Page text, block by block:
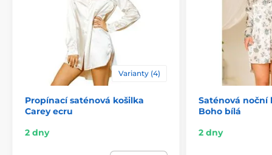
Varianty (4)
Propínací saténová košilka
Carey ecru
2 dny
Saténová noční
Boho bílá
2 dny